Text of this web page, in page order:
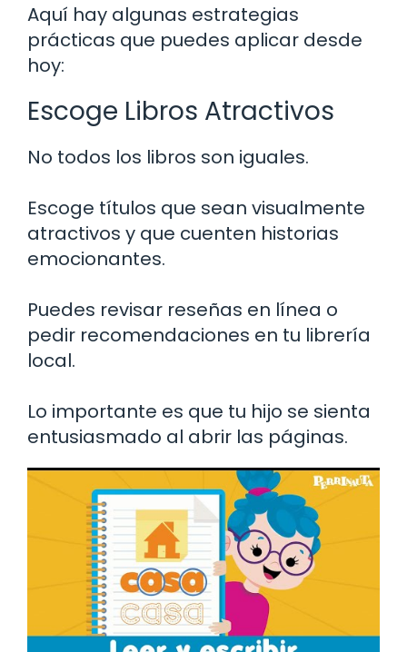
Aquí hay algunas estrategias
prácticas que puedes aplicar desde
hoy:
Escoge Libros Atractivos
No todos los libros son iguales.
Escoge títulos que sean visualmente
atractivos y que cuenten historias
emocionantes.
Puedes revisar reseñas en línea o
pedir recomendaciones en tu librería
local.
Lo importante es que tu hijo se sienta
entusiasmado al abrir las páginas.